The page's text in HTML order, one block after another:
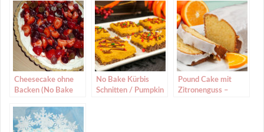
Cheesecake ohne
Backen (No Bake
No Bake Kürbis
Schnitten / Pumpkin
Pound Cake mit
Zitronenguss –